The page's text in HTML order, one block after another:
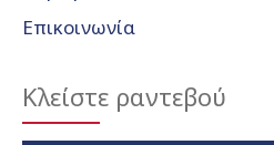
Επικοινωνία
Κλείστε ραντεβού